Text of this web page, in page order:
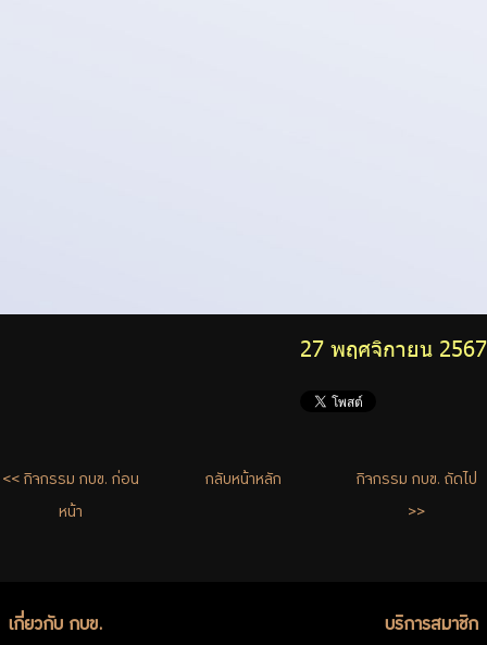
27 พฤศจิกายน 2567
<< กิจกรรม กบข. ก่อน
หน้า
กลับหน้าหลัก กิจกรรม กบข. ถัดไป
>>
เกี่ยวกับ กบข. บริการสมาชิก